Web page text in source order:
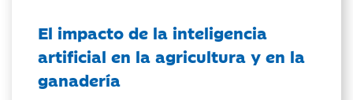
El impacto de la inteligencia
artificial en la agricultura y en la
ganadería